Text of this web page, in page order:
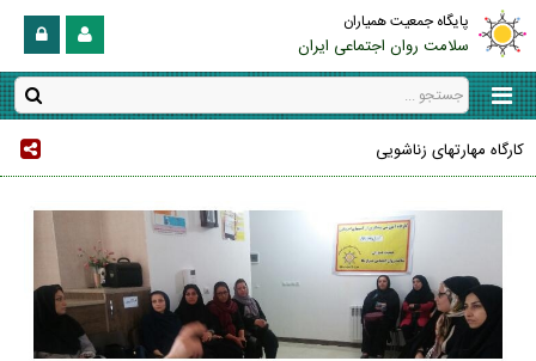
پایگاه جمعیت همیاران
سلامت روان اجتماعی ایران
کارگاه مهارتهای زناشویی